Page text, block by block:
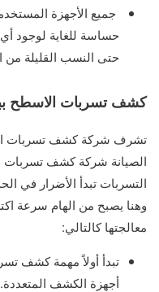
جميع الأجهزة
حساسة للغاية لوجود
حتى النسب القليلة
كشف تسربات الاسطح
تشرف شركة كشف تسربات
الصيانة شركة كشف تسربات
التسربات تبدأ الأضرار في
وهنا يصبح من الهام سرعة
معالجتها كالتالي:
تبدأ أولاً مهمة كشف
أجهزة الكشف المتعددة.